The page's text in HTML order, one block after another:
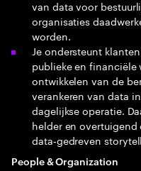
van data voor
organisaties
worden.
Je ondersteunt
publieke en financiële
ontwikkelen van de
verankeren van data
dagelijkse operatie.
helder en
data‑gedreven
People & Organization